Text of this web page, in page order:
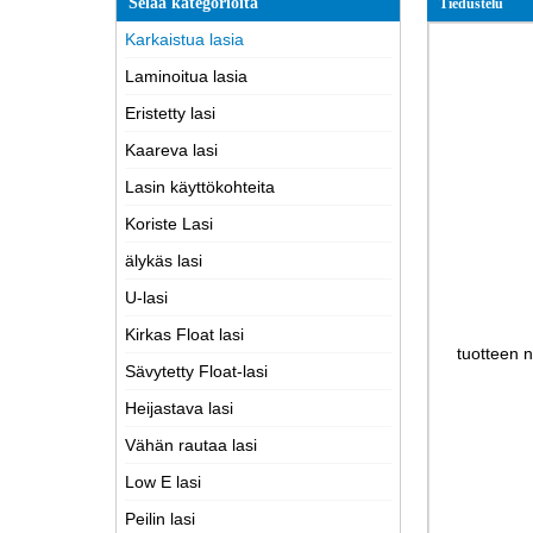
Karkaistua lasia
Laminoitua lasia
Eristetty lasi
Kaareva lasi
Lasin käyttökohteita
Koriste Lasi
älykäs lasi
U-lasi
Kirkas Float lasi
Sävytetty Float-lasi
Heijastava lasi
Vähän rautaa lasi
Low E lasi
Peilin lasi
Tiedustelu
tuotteen